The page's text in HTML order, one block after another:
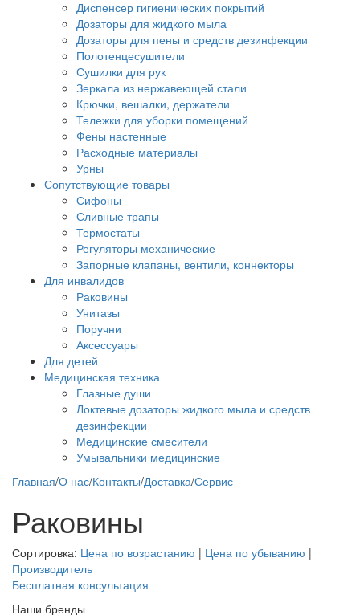
Диспенсер гигиенических покрытий
Дозаторы для жидкого мыла
Дозаторы для пены и средств дезинфекции
Полотенцесушители
Сушилки для рук
Зеркала из нержавеющей стали
Крючки, вешалки, держатели
Тележки для уборки помещений
Фены настенные
Расходные материалы
Урны
Сопутствующие товары
Сифоны
Сливные трапы
Термостаты
Регуляторы механические
Запорные клапаны, вентили, коннекторы
Для инвалидов
Раковины
Унитазы
Поручни
Аксессуары
Для детей
Медицинская техника
Глазные души
Локтевые дозаторы жидкого мыла и средств
дезинфекции
Медицинские смесители
Умывальники медицинские
Главная/О нас/Контакты/Доставка/Сервис
Раковины
Сортировка: Цена по возрастанию | Цена по убыванию |
Производитель
Бесплатная консультация
Наши бренды